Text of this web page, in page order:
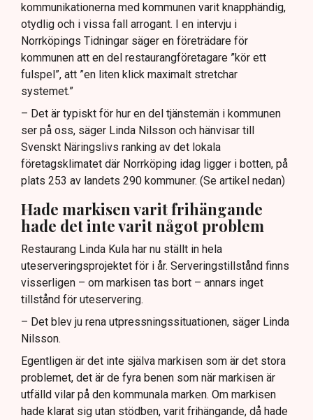
kommunikationerna med kommunen varit knapphändig,
otydlig och i vissa fall arrogant. I en intervju i
Norrköpings Tidningar säger en företrädare för
kommunen att en del restaurangföretagare ”kör ett
fulspel”, att ”en liten klick maximalt stretchar
systemet.”
– Det är typiskt för hur en del tjänstemän i kommunen
ser på oss, säger Linda Nilsson och hänvisar till
Svenskt Näringslivs ranking av det lokala
företagsklimatet där Norrköping idag ligger i botten, på
plats 253 av landets 290 kommuner. (Se artikel nedan)
Hade markisen varit frihängande
hade det inte varit något problem
Restaurang Linda Kula har nu ställt in hela
uteserveringsprojektet för i år. Serveringstillstånd finns
visserligen – om markisen tas bort – annars inget
tillstånd för uteservering.
– Det blev ju rena utpressningssituationen, säger Linda
Nilsson.
Egentligen är det inte själva markisen som är det stora
problemet, det är de fyra benen som när markisen är
utfälld vilar på den kommunala marken. Om markisen
hade klarat sig utan stödben, varit frihängande, då hade